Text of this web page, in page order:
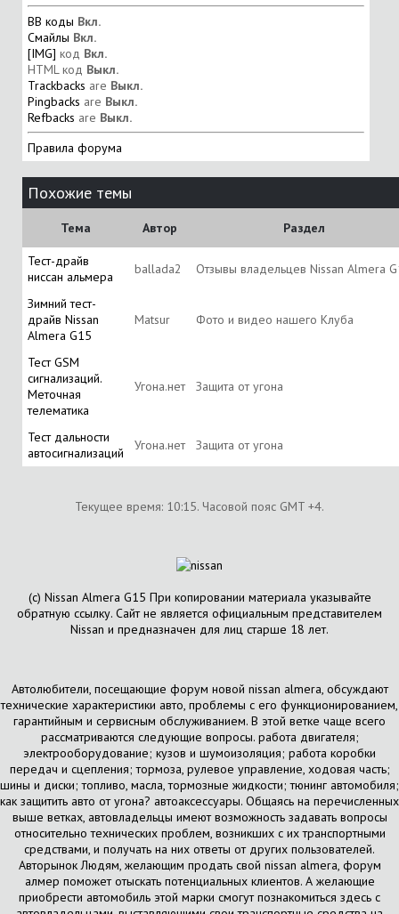
BB коды Вкл.
Смайлы Вкл.
[IMG] код Вкл.
HTML код Выкл.
Trackbacks are Выкл.
Pingbacks are Выкл.
Refbacks are Выкл.
Правила форума
Похожие темы
Тема Автор Раздел
Тест-драйв
ниссан альмера
ballada2 Отзывы владельцев Nissan Almera
Зимний тест-
драйв Nissan
Almera G15
Matsur Фото и видео нашего Клуба
Тест GSM
сигнализаций.
Меточная
телематика
Угона.нет Защита от угона
Тест дальности
автосигнализаций
Угона.нет Защита от угона
Текущее время: 10:15. Часовой пояс GMT +4.
(с) Nissan Almera G15 При копировании материала указывайте
обратную ссылку. Сайт не является официальным представителем
Nissan и предназначен для лиц старше 18 лет.
Автолюбители, посещающие форум новой nissan almera, обсуждают
технические характеристики авто, проблемы с его функционированием,
гарантийным и сервисным обслуживанием. В этой ветке чаще всего
рассматриваются следующие вопросы. работа двигателя;
электрооборудование; кузов и шумоизоляция; работа коробки
передач и сцепления; тормоза, рулевое управление, ходовая часть;
шины и диски; топливо, масла, тормозные жидкости; тюнинг автомобиля;
как защитить авто от угона? автоаксессуары. Общаясь на перечисленных
выше ветках, автовладельцы имеют возможность задавать вопросы
относительно технических проблем, возникших с их транспортными
средствами, и получать на них ответы от других пользователей.
Авторынок Людям, желающим продать свой nissan almera, форум
алмер поможет отыскать потенциальных клиентов. А желающие
приобрести автомобиль этой марки смогут познакомиться здесь с